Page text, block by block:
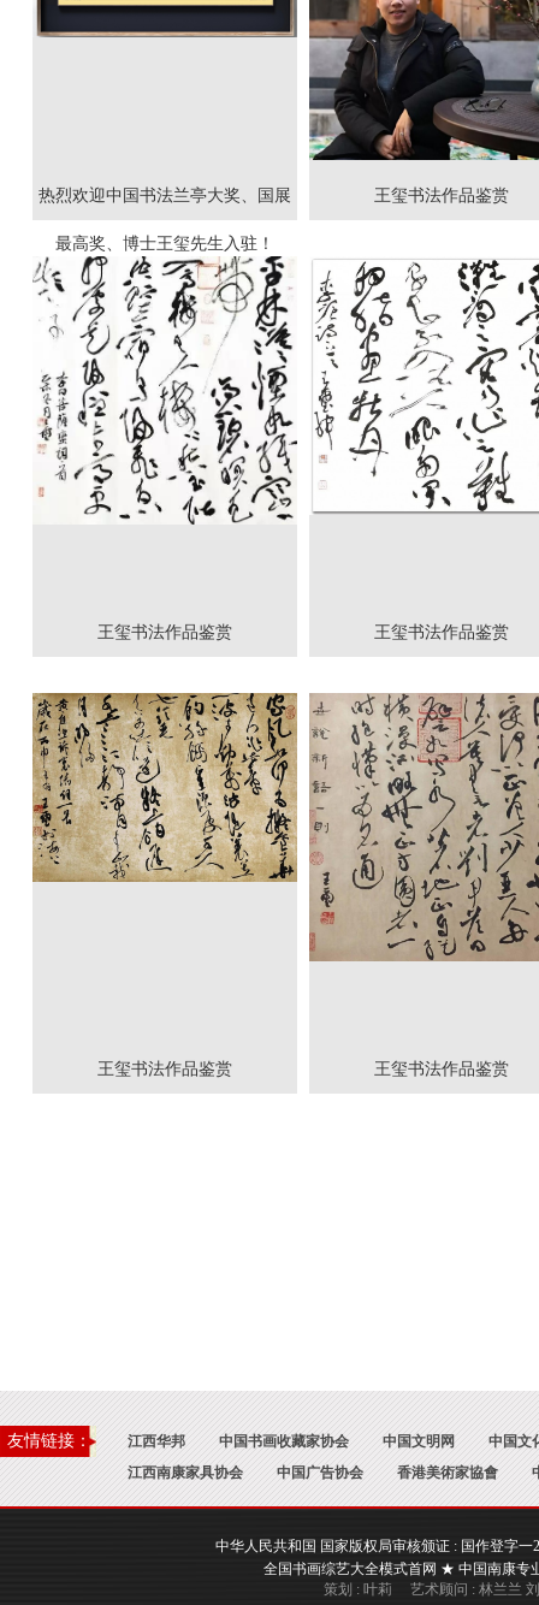
热烈欢迎中国书法兰亭大奖、国展
最高奖、博士王玺先生入驻！
王玺书法作品鉴赏
王玺书法作品鉴赏 王玺书法作品鉴赏
王玺书法作品鉴赏 王玺书法作品鉴赏
友情链接： 江西华邦 中国书画收藏家协会 中国文明网
中国文
江西南康家具协会
中国广告协会 香港美術家協會
中华人民共和国 国家版权局审核颁证 : 国作登字
全国书画综艺大全模式首网 ★ 中国南康
策划 : 叶莉 艺术顾问 : 林兰兰